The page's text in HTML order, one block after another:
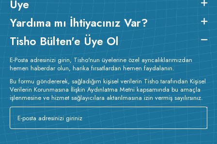
Üye
Yardıma mı İhtiyacınız Var?
Tisho Bülten'e Üye Ol
E-Posta adresinizi girin, Tisho'nun üyelerine özel ayrıcalıklarımızdan
hemen haberdar olun, harika fırsatlardan hemen faydalanın.
Bu formu göndererek, sağladığım kişisel verilerin Tisho tarafından Kişisel
Verilerin Korunmasına İlişkin Aydınlatma Metni kapsamında bu amaçla
işlenmesine ve hizmet sağlayıcılara aktarılmasına izin vermiş sayılırsınız.